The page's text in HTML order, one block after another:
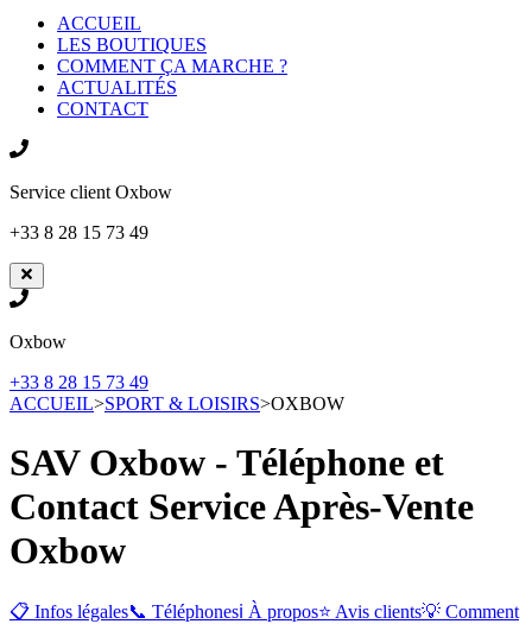
ACCUEIL
LES BOUTIQUES
COMMENT ÇA MARCHE ?
ACTUALITÉS
CONTACT
Service client Oxbow
+33 8 28 15 73 49
Oxbow
+33 8 28 15 73 49
ACCUEIL>SPORT & LOISIRS>OXBOW
SAV Oxbow - Téléphone et
Contact Service Après-Vente
Oxbow
📋 Infos légales📞 Téléphonesℹ️ À propos⭐ Avis clients💡 Comment